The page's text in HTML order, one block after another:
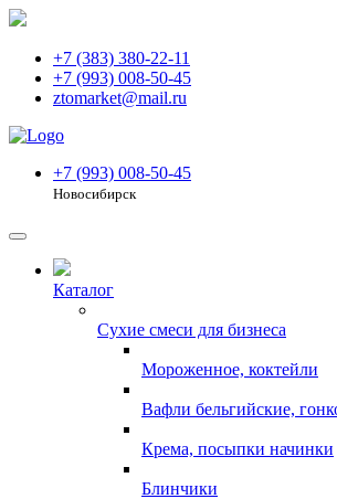
+7 (383) 380-22-11
+7 (993) 008-50-45
ztomarket@mail.ru
+7 (993) 008-50-45
Новосибирск
Каталог
Сухие смеси для бизнеса
Мороженное, коктейли
Вафли бельгийские,
Крема, посыпки начинки
Блинчики